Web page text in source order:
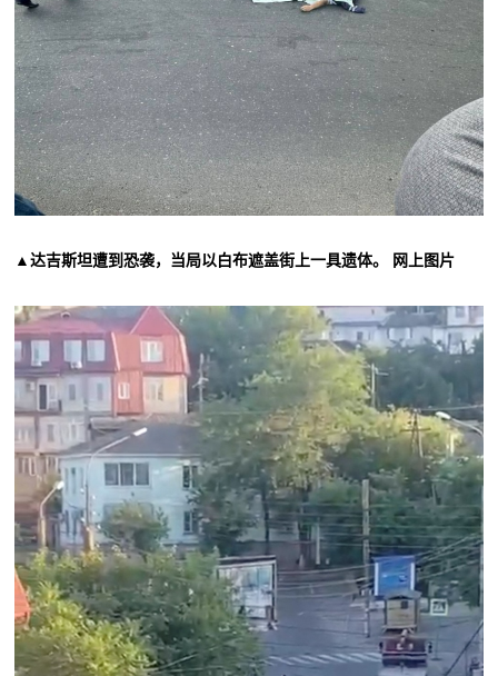
▲达吉斯坦遭到恐袭，当局以白布遮盖街上一具遗体。 网上图片